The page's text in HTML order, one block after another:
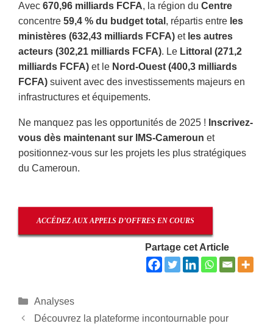
Avec 670,96 milliards FCFA, la région du Centre
concentre 59,4 % du budget total , répartis entre les
ministères (632,43 milliards FCFA) et les autres
acteurs (302,21 milliards FCFA). Le Littoral (271,2
milliards FCFA) et le Nord-Ouest (400,3 milliards
FCFA) suivent avec des investissements majeurs en
infrastructures et équipements.
Ne manquez pas les opportunités de 2025 ! Inscrivez-
vous dès maintenant sur IMS-Cameroun et
positionnez-vous sur les projets les plus stratégiques
du Cameroun.
ACCÉDEZ AUX APPELS D’OFFRES EN COURS
Partage cet Article
Catégories
Analyses
Découvrez la plateforme incontournable pour